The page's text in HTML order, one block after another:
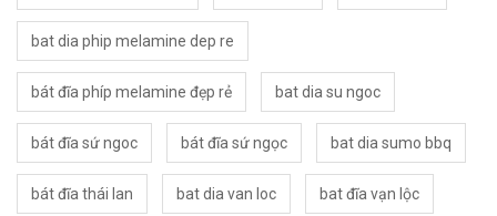
bat dia phip melamine dep re
bát đĩa phíp melamine đẹp rẻ bat dia su ngoc
bát đĩa sứ ngoc bát đĩa sứ ngọc bat dia sumo bbq
bát đĩa thái lan bat dia van loc bat đĩa vạn lộc